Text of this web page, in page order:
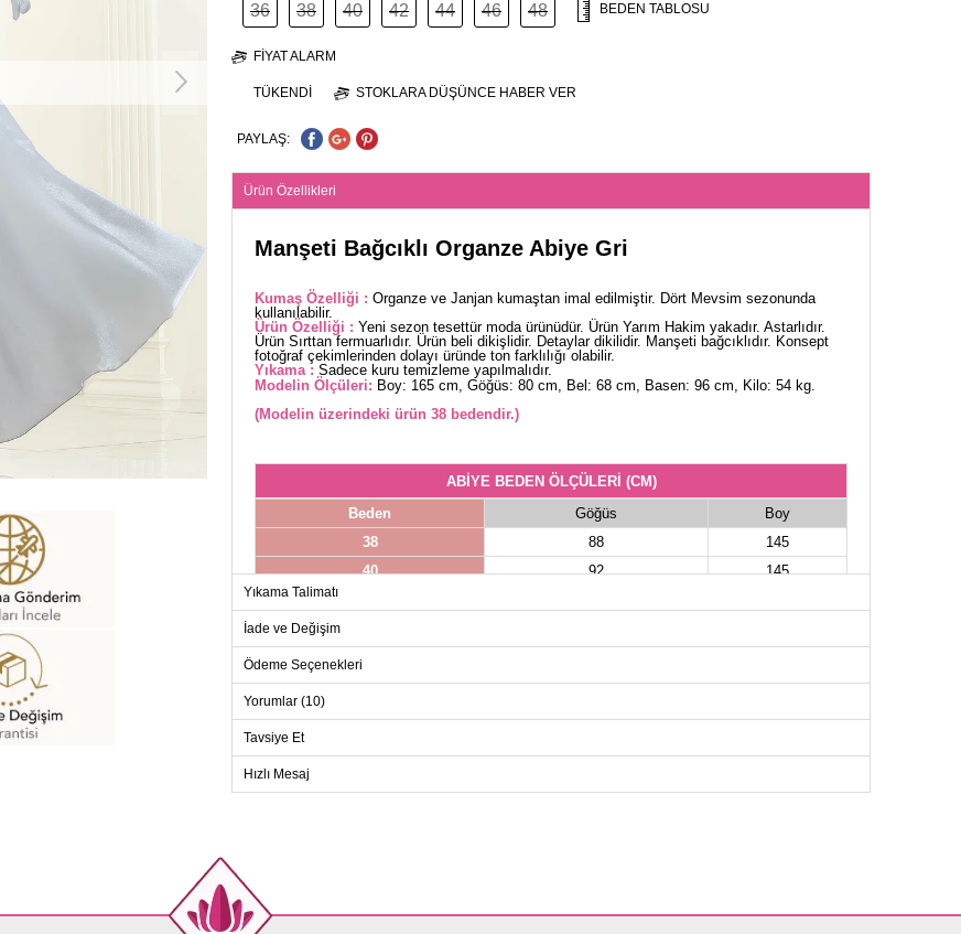
36 38 40 42 44 46 48 BEDEN TABLOSU
FIYAT ALARM
TÜKENDI STOKLARA DÜŞÜNCE HABER VER
PAYLAŞ:
Ürün Özellikleri
Manşeti Bağcıklı Organze Abiye Gri
Kumaş Özelliği : Organze ve Janjan kumaştan imal edilmiştir. Dört Mevsim sezonunda
kullanılabilir.
Ürün Özelliği : Yeni sezon tesettür moda ürünüdür. Ürün Yarım Hakim yakadır. Astarlıdır.
Ürün Sırttan fermuarlıdır. Ürün beli dikişlidir. Detaylar dikilidir. Manşeti bağcıklıdır. Konsept
fotoğraf çekimlerinden dolayı üründe ton farklılığı olabilir.
Yıkama : Sadece kuru temizleme yapılmalıdır.
Modelin Ölçüleri: Boy: 165 cm, Göğüs: 80 cm, Bel: 68 cm, Basen: 96 cm, Kilo: 54 kg.
(Modelin üzerindeki ürün 38 bedendir.)
ABİYE BEDEN ÖLÇÜLERİ (CM)
Beden
Göğüs
Boy
38
88
145
40
92
145
48
108 145
Yıkama Talimatı
İade ve Değişim
Ödeme Seçenekleri
Yorumlar (10)
Tavsiye Et
Hızlı Mesaj